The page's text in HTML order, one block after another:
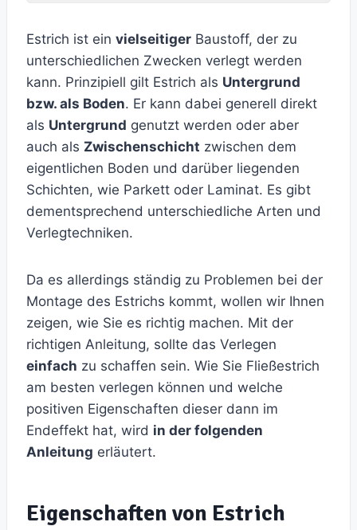
Estrich ist ein vielseitiger Baustoff, der zu
unterschiedlichen Zwecken verlegt werden
kann. Prinzipiell gilt Estrich als Untergrund
bzw. als Boden. Er kann dabei generell direkt
als Untergrund genutzt werden oder aber
auch als Zwischenschicht zwischen dem
eigentlichen Boden und darüber liegenden
Schichten, wie Parkett oder Laminat. Es gibt
dementsprechend unterschiedliche Arten und
Verlegtechniken.
Da es allerdings ständig zu Problemen bei der
Montage des Estrichs kommt, wollen wir Ihnen
zeigen, wie Sie es richtig machen. Mit der
richtigen Anleitung, sollte das Verlegen
einfach zu schaffen sein. Wie Sie Fließestrich
am besten verlegen können und welche
positiven Eigenschaften dieser dann im
Endeffekt hat, wird in der folgenden
Anleitung erläutert.
Eigenschaften von Estrich